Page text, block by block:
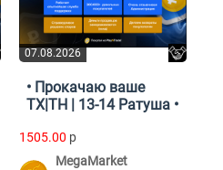
07.08.2026
• Прокачаю ваше
ТХ|TH | 13-14 Ратуша •
1505.00 p
MegaMarket